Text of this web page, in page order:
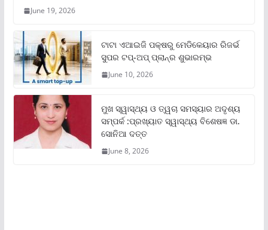
June 19, 2026
ଟାଟା ଏଆଇଜି ପକ୍ଷରୁ ମେଡିକେୟାର ରିଜର୍ଭ
ସୁପର ଟପ୍‌-ଅପ୍ ପ୍ଲାନ୍‌ର ଶୁଭାରମ୍ଭ
June 10, 2026
ମୁଖ ସ୍ୱାସ୍ଥ୍ୟ ଓ ତ୍ୱଚା ସମସ୍ୟାର ଅଦୃଶ୍ୟ
ସମ୍ପର୍କ :ପ୍ରଖ୍ୟାତ ସ୍ୱାସ୍ଥ୍ୟ ବିଶେଷଜ୍ଞ ଡା.
ସୋନିଆ ଦତ୍ତ
June 8, 2026